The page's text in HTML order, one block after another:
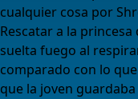
cualquier cosa por
Rescatar a la
suelta fuego al
comparado con lo
que la joven